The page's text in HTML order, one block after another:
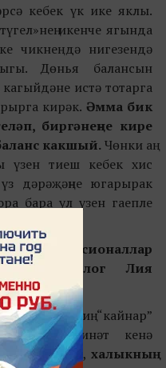
кебек үк ике яклы.
икенче ягында
чикнең дә нигезендә
Дөнья балансын
истә тотарга
кирәк. Әмма бик
биргәнеңне кире
какшый. Чөнки аң
үзен тиеш кебек хис
дәрәҗәңне югарырак
бара ул үзен гаепле
профессионаллар
психолог Лия
иң “кайнар”
кинәт кенә
ясап, халыкның